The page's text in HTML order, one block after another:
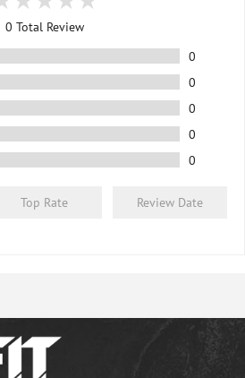
0 Total Review
0
0
0
0
0
Top Rate Review Date